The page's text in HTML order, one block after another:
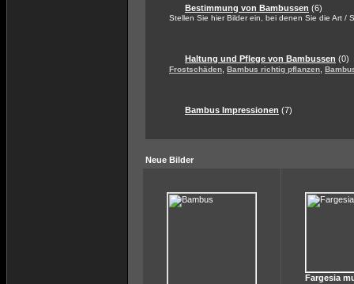
Bestimmung von Bambussen (6)
Stellen Sie hier Bilder ein, bei denen Sie die Art /
Haltung und Pflege von Bambussen (0)
Frostschäden Bambus richtig pflanzen
Bambus Impressionen (7)
Neue Bilder
Fargesia